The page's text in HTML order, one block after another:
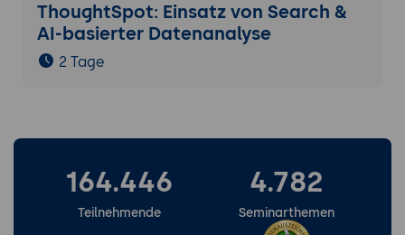
ThoughtSpot: Einsatz von Search &
AI-basierter Datenanalyse
2 Tage
164.446
Teilnehmende
4.782
Seminarthemen